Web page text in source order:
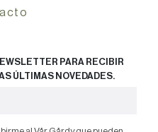
PARA RECIBIR
ÚLTIMAS NOVEDADES.